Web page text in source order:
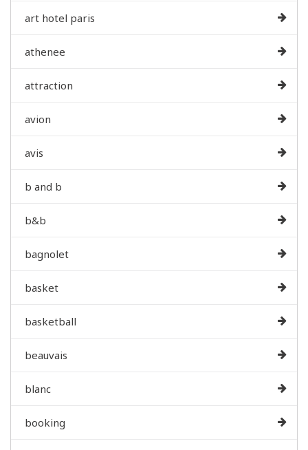
art hotel paris
athenee
attraction
avion
avis
b and b
b&b
bagnolet
basket
basketball
beauvais
blanc
booking